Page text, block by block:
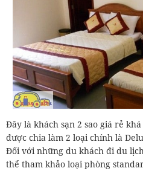
Đây là khách sạn 2 sao giá rẻ
được chia làm 2 loại chính là
Đối với những du khách đi du
thể tham khảo loại phòng